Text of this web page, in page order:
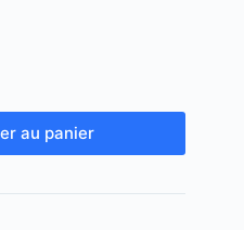
au panier